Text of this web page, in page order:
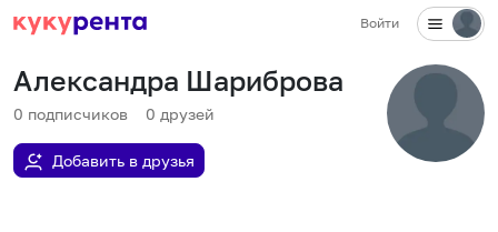
Войти
Александра Шариброва
0 подписчиков 0 друзей
Добавить в друзья